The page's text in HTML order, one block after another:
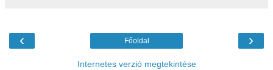
‹ ›
Főoldal
Internetes verzió megtekintése